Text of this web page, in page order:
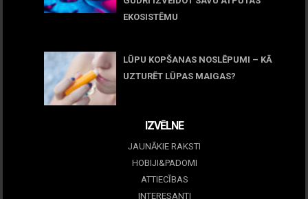
EKOSISTĒMU
LŪPU KOPŠANAS NOSLĒPUMI – KĀ
UZTURĒT LŪPAS MAIGAS?
IZVĒLNE
JAUNĀKIE RAKSTI
HOBIJI&PADOMI
ATTIECĪBAS
INTERESANTI